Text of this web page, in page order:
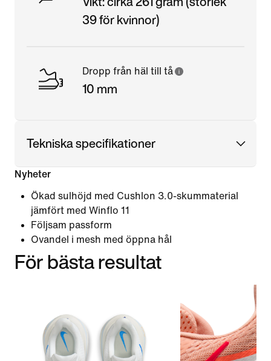
39 för kvinnor)
Dropp från häl till tå
10 mm
Tekniska specifikationer
Nyheter
Ökad sulhöjd med Cushlon 3.0-skummaterial
jämfört med Winflo 11
Följsam passform
Ovandel i mesh med öppna hål
För bästa resultat